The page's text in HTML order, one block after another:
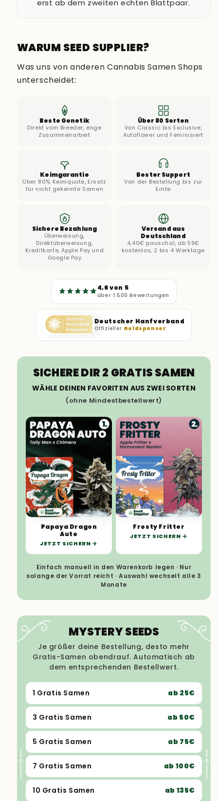
erst ab dem zweiten echten Blattpaar.
WARUM SEED SUPPLIER?
Was uns von anderen Cannabis Samen Shops
unterscheidet:
Beste Genetik
Direkt vom Breeder, enge
Zusammenarbeit
Über 80 Sorten
Von Classic bis Exclusive,
Autoflower und Feminisiert
Keimgarantie
Über 80% Keimquote, Ersatz
für nicht gekeimte Samen
Bester Support
Von der Bestellung bis zur
Ernte
Sichere Bezahlung
Überweisung,
Direktüberweisung,
Kreditkarte, Apple Pay und
Google Pay
Versand aus
Deutschland
4,40€ pauschal, ab 59€
kostenlos, 2 bis 4 Werktage
4,6 von 5
über 1.500 Bewertungen
Deutscher Hanfverband
Offizieller Goldsponsor
SICHERE DIR 2 GRATIS SAMEN
WÄHLE DEINEN FAVORITEN AUS ZWEI SORTEN
(ohne Mindestbestellwert)
Papaya Dragon
Auto
JETZT SICHERN
Frosty Fritter
JETZT SICHERN
Einfach manuell in den Warenkorb legen · Nur
solange der Vorrat reicht · Auswahl wechselt alle 3
Monate
MYSTERY SEEDS
Je größer deine Bestellung, desto mehr
Gratis-Samen obendrauf. Automatisch ab
dem entsprechenden Bestellwert.
1 Gratis Samen ab 25€
3 Gratis Samen ab 50€
5 Gratis Samen ab 75€
7 Gratis Samen ab 100€
10 Gratis Samen ab 135€